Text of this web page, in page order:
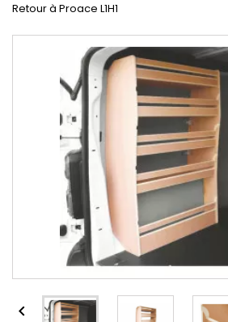
Retour à Proace L1H1
